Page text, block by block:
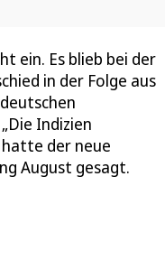
ein. Es blieb bei der
in der Folge aus
Indizien
hatte der neue
August gesagt.